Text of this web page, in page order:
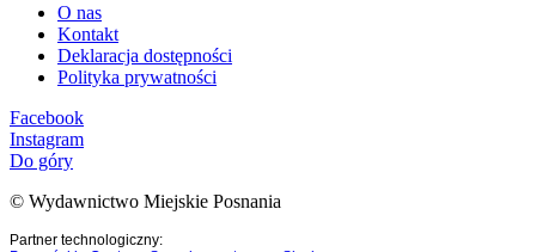
O nas
Kontakt
Deklaracja dostępności
Polityka prywatności
Facebook
Instagram
Do góry
© Wydawnictwo Miejskie Posnania
Partner technologiczny: